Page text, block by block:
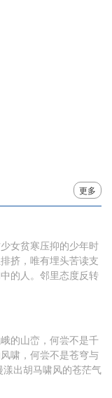
更多
女贫寒压抑的少年时
挤，唯有埋头苦读支
的人。邻里态度反转
的山峦，何尝不是千
啸，何尝不是苍穹与
出胡马啸风的苍茫气